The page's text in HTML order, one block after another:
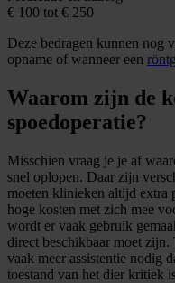
€ 100 tot € 250
Deze bedragen kunnen nog
opname of wanneer een
Waarom zijn de
spoedoperatie?
Misschien vraag je je af
snel oplopen. Daar zijn
moeten klinieken altijd extra
hoge kosten met zich mee
wordt er vaak gebruik
direct beschikbaar moet zijn.
vaak meer assistentie nodig
toestand van het dier kritiek